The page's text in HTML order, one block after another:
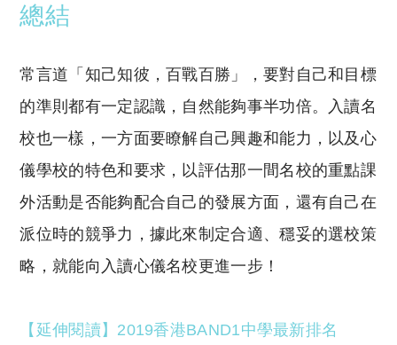
總結
常言道「知己知彼，百戰百勝」，要對自己和目標
的準則都有一定認識，自然能夠事半功倍。入讀名
校也一樣，一方面要瞭解自己興趣和能力，以及心
儀學校的特色和要求，以評估那一間名校的重點課
外活動是否能夠配合自己的發展方面，還有自己在
派位時的競爭力，據此來制定合適、穩妥的選校策
略，就能向入讀心儀名校更進一步！
【延伸閱讀】2019香港BAND1中學最新排名